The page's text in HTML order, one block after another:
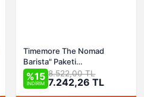
Timemore The Nomad
Barista" Paketi
(Mobil/Kamp/Seyahat)
%15
İNDİRİM
8.522,00 TL
7.242,26 TL